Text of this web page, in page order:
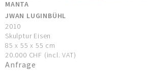
MANTA
JWAN LUGINBÜHL
2010
Skulptur Eisen
85 x 55 x 55 cm
20.000 CHF (incl. VAT)
Anfrage